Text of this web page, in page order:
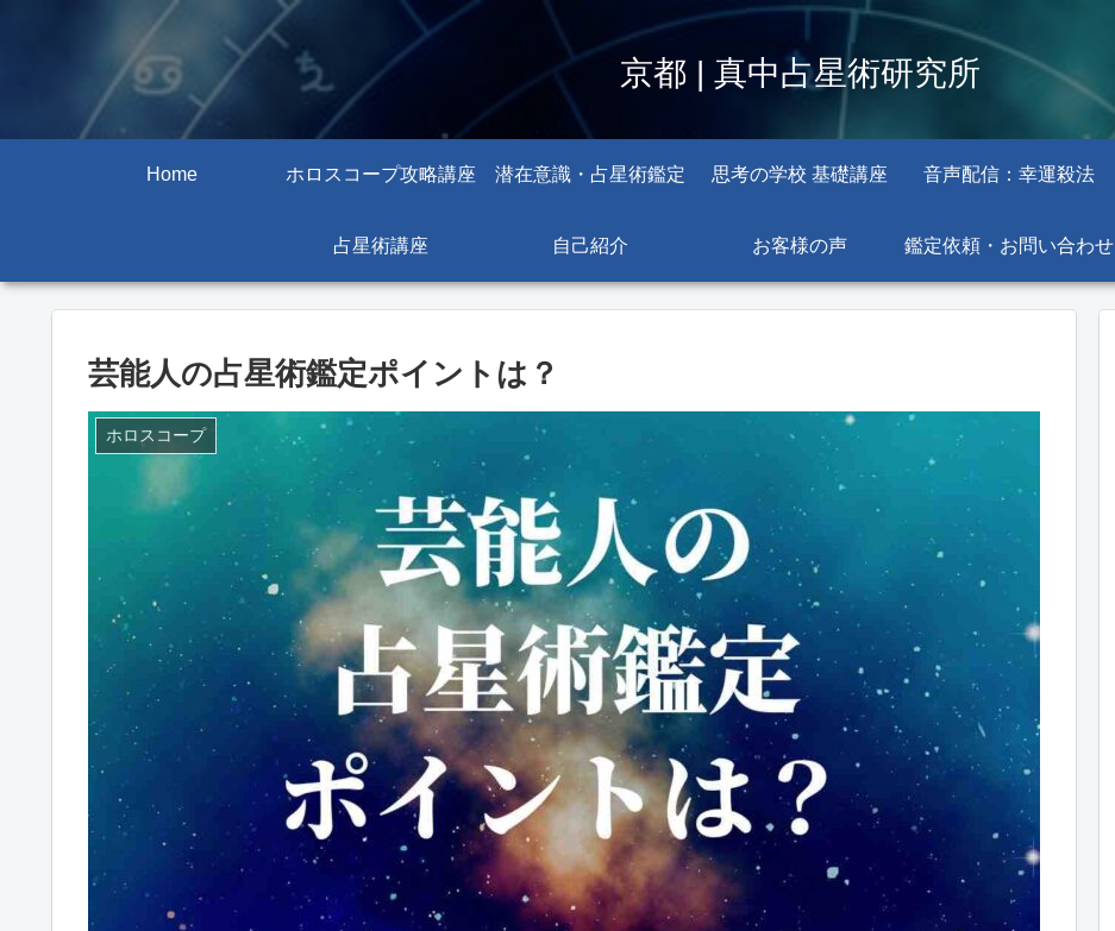
京都 | 真中占星術研究所
Home ホロスコープ攻略講座 潜在意識・占星術鑑定 思考の学校 基礎講座 音声配信：幸運殺法
占星術講座 自己紹介 お客様の声 鑑定依頼・お問い合わせ
芸能人の占星術鑑定ポイントは？
ホロスコープ